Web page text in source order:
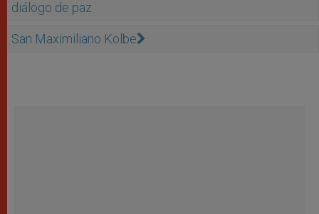
diálogo de paz
San Maximiliano Kolbe